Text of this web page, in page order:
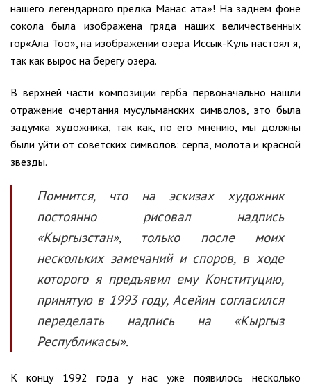
нашего легендарного предка Манас ата»! На заднем фоне
сокола была изображена гряда наших величественных
гор«Ала Тоо», на изображении озера Иссык-Куль настоял я,
так как вырос на берегу озера.
В верхней части композиции герба первоначально нашли
отражение очертания мусульманских символов, это была
задумка художника, так как, по его мнению, мы должны
были уйти от советских символов: серпа, молота и красной
звезды.
Помнится, что на эскизах художник
постоянно рисовал надпись
«Кыргызстан», только после моих
нескольких замечаний и споров, в ходе
которого я предъявил ему Конституцию,
принятую в 1993 году, Асейин согласился
переделать надпись на «Кыргыз
Республикасы».
К концу 1992 года у нас уже появилось несколько